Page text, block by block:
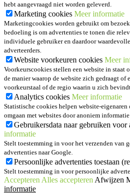
hebt aangevraagd niet worden geleverd.
Marketing cookies Meer informatie
Marketingcookies worden gebruikt om
bedoeling is om advertenties te tonen die
individuele gebruiker en daardoor
adverteerders.
Website voorkeuren cookies Meer
Voorkeurscookies stellen een website in staat
de manier waarop de website zich gedraagt of
voorkeurstaal of de regio waarin u zich
Analytics cookies Meer informatie
Statistische cookies helpen website-
omgaan met websites door anoniem
Gebruikersdata naar gebruiken voor
informatie
Stelt toestemming in voor het verzenden van
advertenties naar Google.
Persoonlijke advertenties toestaan
Stelt toestemming in voor persoonlijke
Accepteren Alles accepteren Afwijzen
informatie